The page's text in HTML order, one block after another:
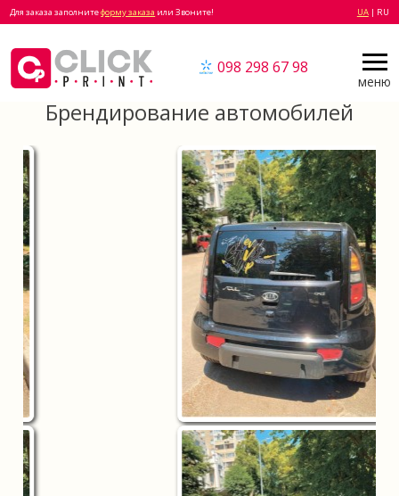
Для заказа заполнитеформу заказа или Звоните! UA| RU
меню
098 298 67 98
Брендирование автомобилей